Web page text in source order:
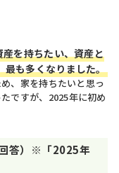
産を持ちたい、資産と
も多くなりました。
、家を持ちたいと思っ
ですが、2025年に初め
答）※「2025年